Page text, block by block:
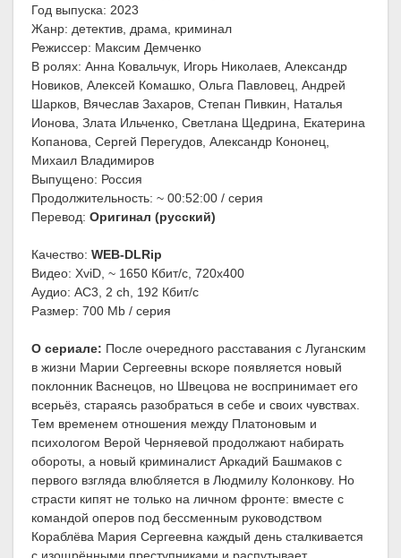
Год выпуска: 2023
Жанр: детектив, драма, криминал
Режиссер: Максим Демченко
В ролях: Анна Ковальчук, Игорь Николаев, Александр
Новиков, Алексей Комашко, Ольга Павловец, Андрей
Шарков, Вячеслав Захаров, Степан Пивкин, Наталья
Ионова, Злата Ильченко, Светлана Щедрина, Екатерина
Копанова, Сергей Перегудов, Александр Кононец,
Михаил Владимиров
Выпущено: Россия
Продолжительность: ~ 00:52:00 / серия
Перевод: Оригинал (русский)
Качество: WEB-DLRip
Видео: XviD, ~ 1650 Кбит/с, 720x400
Аудио: AC3, 2 ch, 192 Кбит/с
Размер: 700 Mb / серия
О сериале: После очередного расставания с Луганским
в жизни Марии Сергеевны вскоре появляется новый
поклонник Васнецов, но Швецова не воспринимает его
всерьёз, стараясь разобраться в себе и своих чувствах.
Тем временем отношения между Платоновым и
психологом Верой Черняевой продолжают набирать
обороты, а новый криминалист Аркадий Башмаков с
первого взгляда влюбляется в Людмилу Колонкову. Но
страсти кипят не только на личном фронте: вместе с
командой оперов под бессменным руководством
Кораблёва Мария Сергеевна каждый день сталкивается